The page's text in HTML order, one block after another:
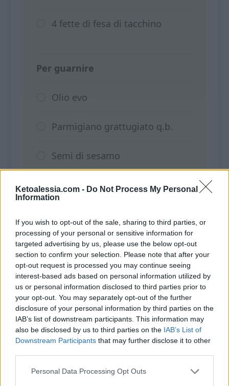
Ketoalessia.com - Do Not Process My Personal
Information
If you wish to opt-out of the sale, sharing to third parties, or
processing of your personal or sensitive information for
targeted advertising by us, please use the below opt-out
section to confirm your selection. Please note that after your
opt-out request is processed you may continue seeing
interest-based ads based on personal information utilized by
us or personal information disclosed to third parties prior to
your opt-out. You may separately opt-out of the further
disclosure of your personal information by third parties on the
IAB’s list of downstream participants. This information may
also be disclosed by us to third parties on the IAB’s List of
Downstream Participants that may further disclose it to other
Personal Data Processing Opt Outs
4 fette di fesa di tacchino
Per guarnire
Olio evo
Parmigiano grattugiato q.b.
Semi di sesamo
COME FARE
In una ciotola impasta la carne
macinata con l’uovo, l’emmental
grattugiato, le foglie di basilico
tritate, pepe e paprika (o altra spezia
che ti piace).
Rivesti una teglia 20X20 cm con
carta forno e stendi metà del
composto.
Disponi due fette di fesa di tacchino,